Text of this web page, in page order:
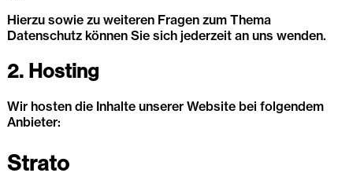
Hierzu sowie zu weiteren Fragen zum Thema
Datenschutz können Sie sich jederzeit an uns wenden.
2. Hosting
Wir hosten die Inhalte unserer Website bei folgendem
Anbieter:
Strato